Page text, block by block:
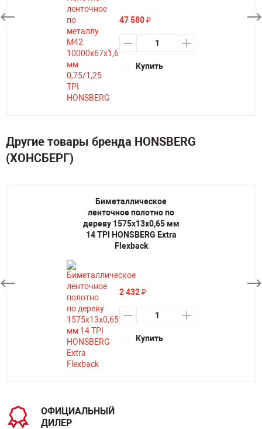
47 580₽
Купить
Другие товары бренда HONSBERG
(ХОНСБЕРГ)
Биметаллическое
ленточное полотно по
дереву 1575х13х0,65 мм
14 TPI HONSBERG Extra
Flexback
2 432₽
Купить
ОФИЦИАЛЬНЫЙ
ДИЛЕР